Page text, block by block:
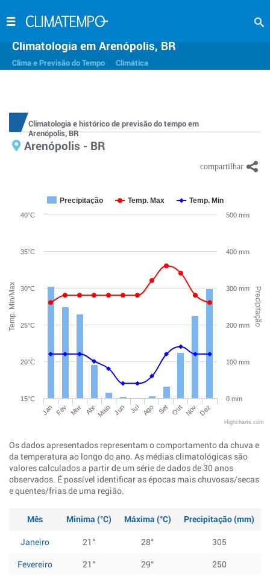
Climatologia em Arenópolis, BR
Clima e Previsão do Tempo Climática
Climatologia e histórico de previsão do tempo em
Arenópolis, BR
Arenópolis - BR
Temp. Min/Max Precipitação
Precipitação Temp. Max Temp. Min
Jan Fev Mar Abr Maio Jun Jul Ago Set Out Nov Dez
15°C
20°C
25°C
30°C
35°C
40°C
0 mm
100 mm
200 mm
300 mm
400 mm
500 mm
Highcharts.com
Os dados apresentados representam o comportamento da chuva e
da temperatura ao longo do ano. As médias climatológicas são
valores calculados a partir de um série de dados de 30 anos
observados. É possível identificar as épocas mais chuvosas/secas
e quentes/frias de uma região.
Mês Minima (°C) Máxima (°C)
Precipitação (mm)
Janeiro
21° 28°
305
Fevereiro
21° 29°
250